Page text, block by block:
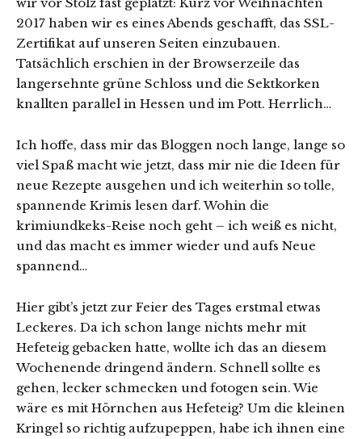
2017 haben wir es eines Abends geschafft, das SSL-
Zertifikat auf unseren Seiten einzubauen.
Tatsächlich erschien in der Browserzeile das
langersehnte grüne Schloss und die Sektkorken
knallten parallel in Hessen und im Pott. Herrlich…
Ich hoffe, dass mir das Bloggen noch lange, lange so
viel Spaß macht wie jetzt, dass mir nie die Ideen für
neue Rezepte ausgehen und ich weiterhin so tolle,
spannende Krimis lesen darf. Wohin die
krimiundkeks-Reise noch geht – ich weiß es nicht,
und das macht es immer wieder und aufs Neue
spannend…
Hier gibt’s jetzt zur Feier des Tages erstmal etwas
Leckeres. Da ich schon lange nichts mehr mit
Hefeteig gebacken hatte, wollte ich das an diesem
Wochenende dringend ändern. Schnell sollte es
gehen, lecker schmecken und fotogen sein. Wie
wäre es mit Hörnchen aus Hefeteig? Um die kleinen
Kringel so richtig aufzupeppen, habe ich ihnen eine